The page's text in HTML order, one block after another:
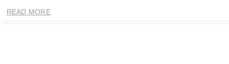
READ MORE